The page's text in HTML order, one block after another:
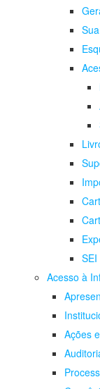
SEI
Acesso à
Ações